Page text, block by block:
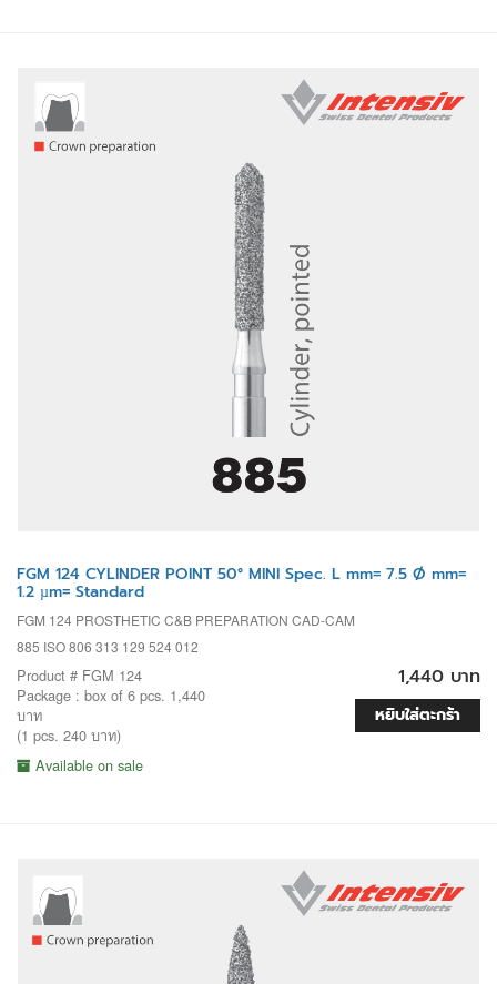
FGM 124 CYLINDER POINT 50° MINI Spec. L mm= 7.5 Ø mm=
1.2 µm= Standard
FGM 124 PROSTHETIC C&B PREPARATION CAD-CAM
885 ISO 806 313 129 524 012
Product # FGM 124
Package : box of 6 pcs. 1,440
บาท
(1 pcs. 240 บาท)
Available on sale
1,440 บาท
หยิบใส่ตะกร้า